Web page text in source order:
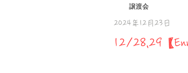
譲渡会
2024年12月23日
12/28,29【